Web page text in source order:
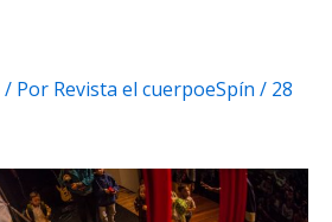
/ Por Revista el cuerpoeSpín / 28